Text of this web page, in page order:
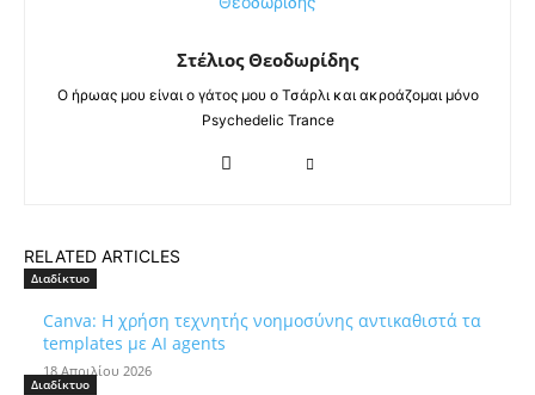
Στέλιος Θεοδωρίδης
Ο ήρωας μου είναι ο γάτος μου ο Τσάρλι και ακροάζομαι μόνο
Psychedelic Trance
RELATED ARTICLES
Διαδίκτυο
Canva: Η χρήση τεχνητής νοημοσύνης αντικαθιστά τα
templates με AI agents
18 Απριλίου 2026
Διαδίκτυο